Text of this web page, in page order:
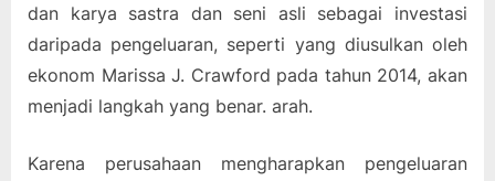
dan karya sastra dan seni asli sebagai investasi
daripada pengeluaran, seperti yang diusulkan oleh
ekonom Marissa J. Crawford pada tahun 2014, akan
menjadi langkah yang benar. arah.
Karena perusahaan mengharapkan pengeluaran